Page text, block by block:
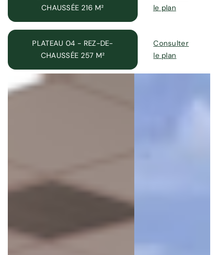
CHAUSSÉE 216 M²
le plan
PLATEAU 04 - REZ-DE-
CHAUSSÉE 257 M²
Consulter
le plan